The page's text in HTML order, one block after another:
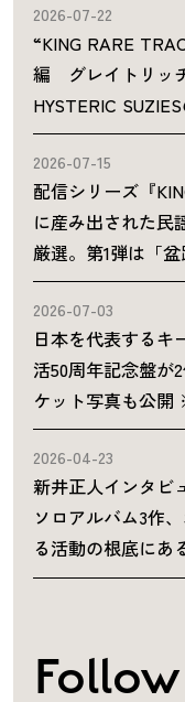
2026-07-22
“KING RARE
編 グレイトリッチ
HYSTERIC
2026-07-15
配信シリーズ『
に産み出された民
厳選。第1弾は「
2026-07-03
日本を代表するキ
活50周年記念盤が
ケット写真も公
2026-04-23
新井正人インタビ
ソロアルバム3作
る活動の根底にあ
Follow